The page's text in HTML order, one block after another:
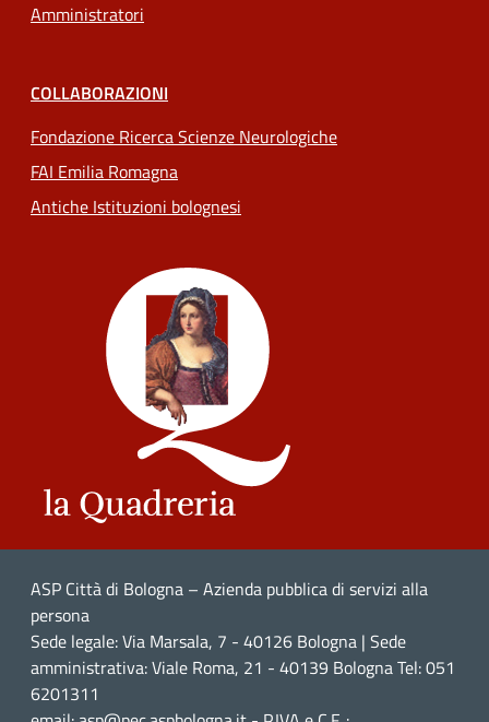
Amministratori
COLLABORAZIONI
Fondazione Ricerca Scienze Neurologiche
FAI Emilia Romagna
Antiche Istituzioni bolognesi
ASP Città di Bologna – Azienda pubblica di servizi alla
persona
Sede legale: Via Marsala, 7 - 40126 Bologna | Sede
amministrativa: Viale Roma, 21 - 40139 Bologna Tel: 051
6201311